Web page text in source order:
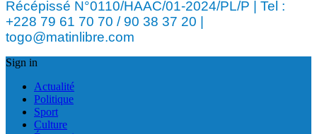
Récépissé N°0110/HAAC/01-2024/PL/P | Tel :
+228 79 61 70 70 / 90 38 37 20 |
togo@matinlibre.com
Sign in
Actualité
Politique
Sport
Culture